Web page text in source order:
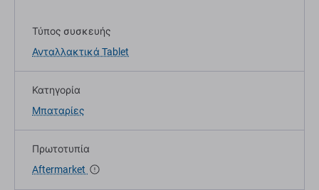
Τύπος συσκευής
Ανταλλακτικά Tablet
Κατηγορία
Μπαταρίες
Πρωτοτυπία
Aftermarket